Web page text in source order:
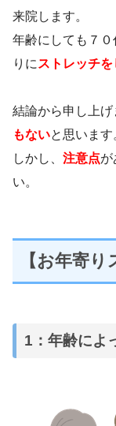
来院します。
年齢にしても７
りに ストレッチ
結論から申し上げ
もないと思います
しかし、 注意点が
い。
【お年寄
1：年齢によ